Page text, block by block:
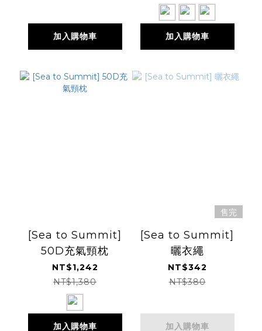
加入購物車 加入購物車
[Sea to Summit]
50D充氣頸枕
NT$1,242
NT$1,380
加入購物車
售完
[Sea to Summit]
曬衣繩
NT$342
NT$380
加入購物車